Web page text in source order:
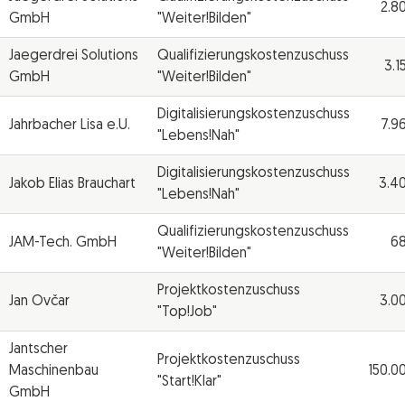
GmbH
"Weiter!Bilden"
Jaegerdrei Solutions
GmbH
Qualifizierungskostenzuschuss
"Weiter!Bilden"
Jahrbacher Lisa e.U.
Digitalisierungskostenzuschuss
"Lebens!Nah"
Jakob Elias Brauchart
Digitalisierungskostenzuschuss
"Lebens!Nah"
JAM-Tech. GmbH
Qualifizierungskostenzuschuss
"Weiter!Bilden"
Jan Ovčar
Projektkostenzuschuss
"Top!Job"
Jantscher
Maschinenbau
GmbH
Projektkostenzuschuss
"Start!Klar"